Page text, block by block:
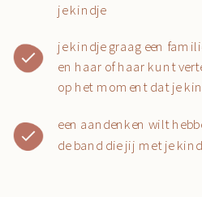
een aandenken wilt
de band die jij met je
je kindje graag een
en haar of haar kunt
op het moment dat je
je kindje